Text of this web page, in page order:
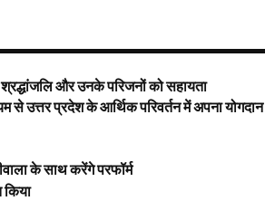
और उनके परिजनों को सहायता
से उत्तर प्रदेश के आर्थिक परिवर्तन में अपना योगदान
के साथ करेंगे परफॉर्म
किया